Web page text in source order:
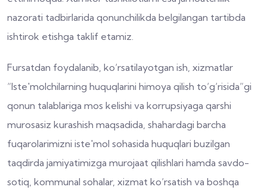
nazorati tadbirlarida qonunchilikda belgilangan tartibda
ishtirok etishga taklif etamiz.
Fursatdan foydalanib, ko‘rsatilayotgan ish, xizmatlar
“Iste'molchilarning huquqlarini himoya qilish to‘g‘risida”gi
qonun talablariga mos kelishi va korrupsiyaga qarshi
murosasiz kurashish maqsadida, shahardagi barcha
fuqarolarimizni iste'mol sohasida huquqlari buzilgan
taqdirda jamiyatimizga murojaat qilishlari hamda savdo-
sotiq, kommunal sohalar, xizmat ko‘rsatish va boshqa